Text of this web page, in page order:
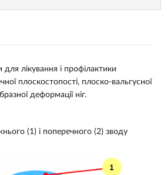
для лікування і профілактики
плоскостопості, плоско-вальгусної
деформації ніг.
(1) і поперечного (2) зводу